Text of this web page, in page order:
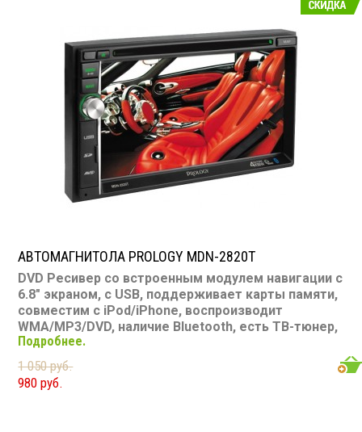
АВТОМАГНИТОЛА PROLOGY MDN-2820T
DVD Ресивер со встроенным модулем навигации с
6.8" экраном, с USB, поддерживает карты памяти,
совместим с iPod/iPhone, воспроизводит
WMA/MP3/DVD, наличие Bluetooth, есть ТВ-тюнер,
подключение камеры заднего вида
Подсветка:
6.8" экран TV-тюнер: есть USB: есть SD карта: есть
AUX вход: нет Пульт: есть Bluetooth: есть Съемная
Подробнее.
1 050 руб.
980 руб.